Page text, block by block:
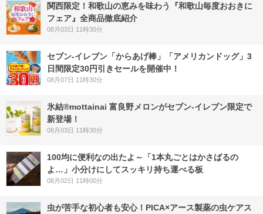
関西限定！和歌山の恵みを味わう『和歌山毎度おおきに
フェア』全商品徹底紹介
08月03日 11時30分
セブン‐イレブン「からあげ棒」「アメリカンドッグ」3
日間限定30円引きセールを開催中！
08月07日 11時30分
氷結®mottainai 富良野メロンがセブン‐イレブン限定で
新登場！
08月03日 11時30分
100均に便利なの出たよ～「1本丸ごとはかさばるの
よ…」小分けにしてスッキリ持ち運べる板
08月02日 11時00分
虫が苦手な初心者も安心！PICA×アース製薬の虫ケアス